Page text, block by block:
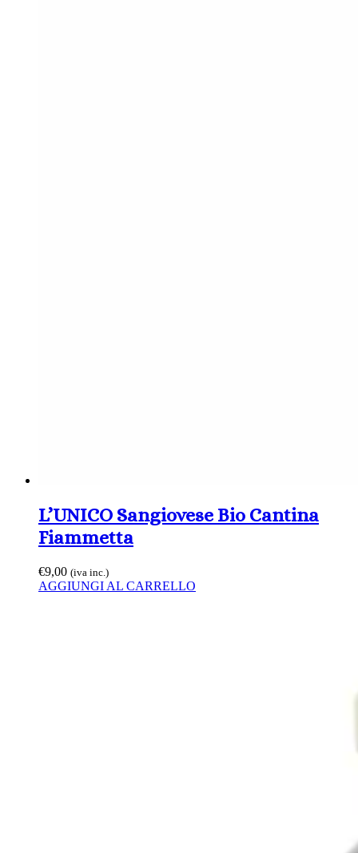
L’UNICO Sangiovese Bio Cantina
Fiammetta
€9,00 (iva inc.)
AGGIUNGI AL CARRELLO